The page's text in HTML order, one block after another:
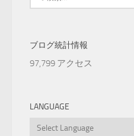
索:
ブログ統計情報
97,799 アクセス
LANGUAGE